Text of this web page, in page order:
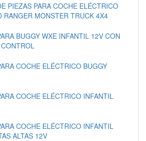
PIEZAS PARA COCHE ELÉCTRICO
RANGER MONSTER TRUCK 4X4
BUGGY WXE INFANTIL 12V CON
COCHE ELÉCTRICO BUGGY
COCHE ELÉCTRICO INFANTIL
COCHE ELÉCTRICO INFANTIL
ALTAS 12V